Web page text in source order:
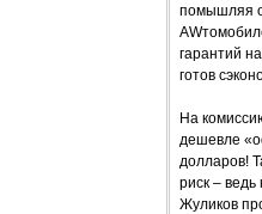
помышляя о
гарантий
готов
На
дешевле
долларов!
риск –
Жуликов